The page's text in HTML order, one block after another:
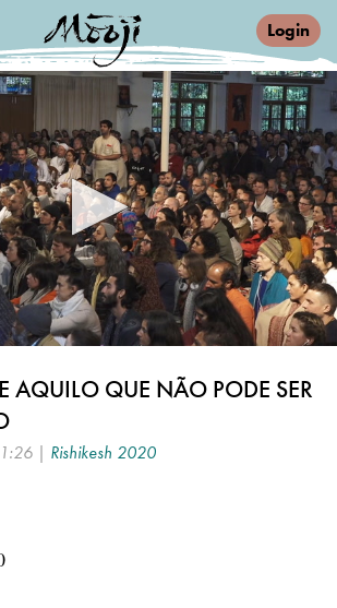
Login
AQUILO QUE NÃO PODE SER
| Rishikesh 2020